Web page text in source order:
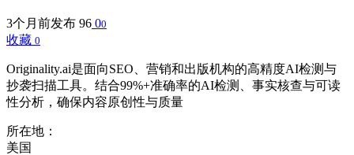
3个月前发布 96 00
收藏 0
Originality.ai是面向SEO、营销和出版机构的高精度AI检测与
抄袭扫描工具。结合99%+准确率的AI检测、事实核查与可读
性分析，确保内容原创性与质量
所在地：
美国